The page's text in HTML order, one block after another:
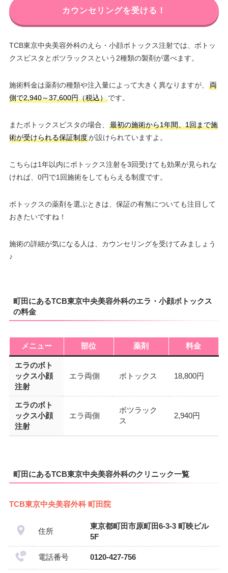
カウンセリングを受ける！
TCB東京中央美容外科のえら・小顔ボトックス注射では、ボトッ
クスビスタとボツラックスという2種類の製剤が選べます。
施術料金は薬剤の種類や注入量によって大きく異なりますが、
両
側で2,940～37,600円（税込）です。
またボトックスビスタの場合、
最初の施術から1年間、1回まで施
術が受けられる保証制度が設けられていますよ。
こちらは1年以内にボトックス注射を3回受けても効果が見られな
ければ、0円で1回施術をしてもらえる制度です。
ボトックスの薬剤を選ぶときは、保証の有無についても注目して
おきたいですね！
施術の詳細が気になる人は、カウンセリングを受けてみましょう
♪
町田にあるTCB東京中央美容外科のエラ・小顔ボトックス
の料金
メニュー 部位 薬剤 料金
エラのボト
ックス小顔
注射
エラ両側 ボトックス 18,800円
エラのボト
ックス小顔
注射
エラ両側
ボツラック
ス
2,940円
町田にあるTCB東京中央美容外科のクリニック一覧
TCB東京中央美容外科 町田院
住所
東京都町田市原町田6-3-3 町映ビル
5F
電話番号 0120-427-756